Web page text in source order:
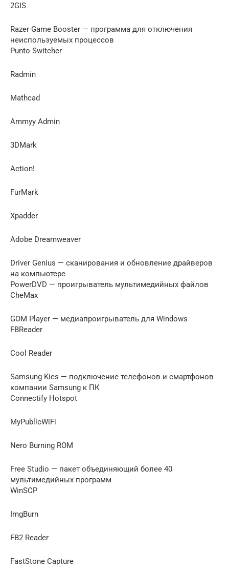
2GIS
Razer Game Booster — программа для отключения
неиспользуемых процессов
Punto Switcher
Radmin
Mathcad
Ammyy Admin
3DMark
Action!
FurMark
Xpadder
Adobe Dreamweaver
Driver Genius — сканирования и обновление драйверов
на компьютере
PowerDVD — проигрыватель мультимедийных файлов
CheMax
GOM Player — медиапроигрыватель для Windows
FBReader
Cool Reader
Samsung Kies — подключение телефонов и смартфонов
компании Samsung к ПК
Connectify Hotspot
MyPublicWiFi
Nero Burning ROM
Free Studio — пакет объединяющий более 40
мультимедийных программ
WinSCP
ImgBurn
FB2 Reader
FastStone Capture